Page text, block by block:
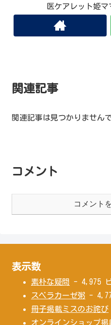
医ケアレット姫
関連記事
関連記事は見つかりません
コメント
コメント
表示数
素朴な疑問 - 4,975
スベラカーゼ粥 -
冊子掲載ミスのお詫び
オンラインショップ